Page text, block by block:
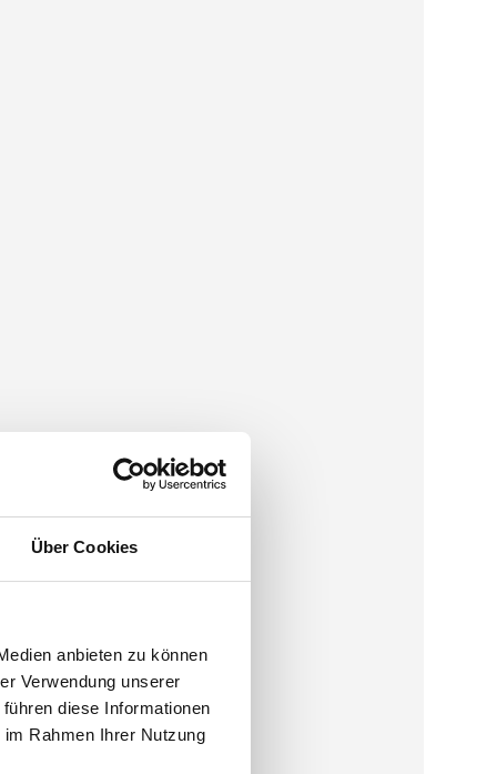
Über Cookies
anbieten zu können
Verwendung unserer
diese Informationen
Rahmen Ihrer Nutzung